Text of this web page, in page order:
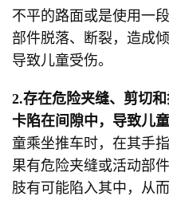
不平的路面或是使用一
部件脱落、断裂，造成
导致儿童受伤。
2.存在危险夹缝、剪切
卡陷在间隙中，导致儿
童乘坐推车时，在其手
果有危险夹缝或活动部
肢有可能陷入其中，从